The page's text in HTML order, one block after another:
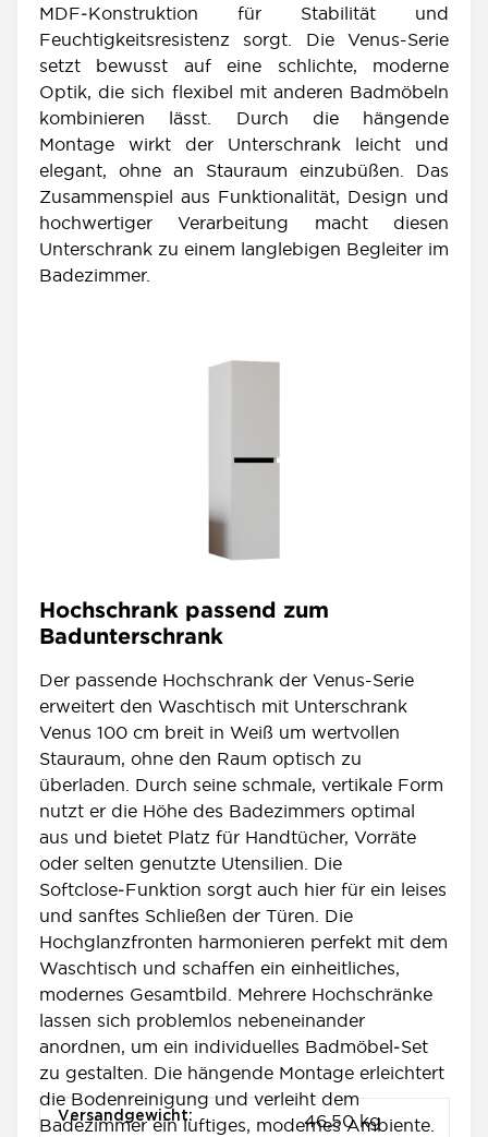
MDF‑Konstruktion für Stabilität und
Feuchtigkeitsresistenz sorgt. Die Venus-Serie
setzt bewusst auf eine schlichte, moderne
Optik, die sich flexibel mit anderen Badmöbeln
kombinieren lässt. Durch die hängende
Montage wirkt der Unterschrank leicht und
elegant, ohne an Stauraum einzubüßen. Das
Zusammenspiel aus Funktionalität, Design und
hochwertiger Verarbeitung macht diesen
Unterschrank zu einem langlebigen Begleiter im
Badezimmer.
Hochschrank passend zum
Badunterschrank
Der passende Hochschrank der Venus-Serie
erweitert den Waschtisch mit Unterschrank
Venus 100 cm breit in Weiß um wertvollen
Stauraum, ohne den Raum optisch zu
überladen. Durch seine schmale, vertikale Form
nutzt er die Höhe des Badezimmers optimal
aus und bietet Platz für Handtücher, Vorräte
oder selten genutzte Utensilien. Die
Softclose‑Funktion sorgt auch hier für ein leises
und sanftes Schließen der Türen. Die
Hochglanzfronten harmonieren perfekt mit dem
Waschtisch und schaffen ein einheitliches,
modernes Gesamtbild. Mehrere Hochschränke
lassen sich problemlos nebeneinander
anordnen, um ein individuelles Badmöbel‑Set
zu gestalten. Die hängende Montage erleichtert
die Bodenreinigung und verleiht dem
Badezimmer ein luftiges, modernes Ambiente.
Produkteigenschaft
Wert
Versandgewicht: 46,50 kg